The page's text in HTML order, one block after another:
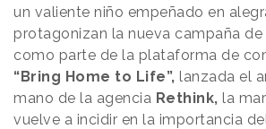
un valiente niño empeñado en
protagonizan la nueva campaña de
como parte de la plataforma de
“Bring Home to Life”, lanzada el
mano de la agencia Rethink, la
vuelve a incidir en la importancia